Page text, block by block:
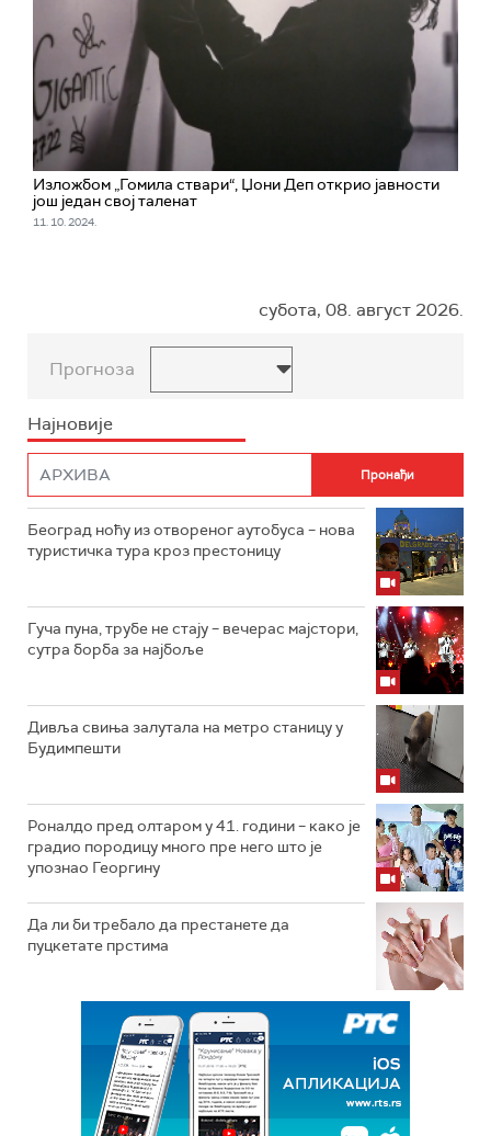
Изложбом „Гомила ствари“, Џони Деп открио јавности
још један свој таленат
11. 10. 2024.
субота, 08. август 2026.
Прогноза
Најновије
Београд ноћу из отвореног аутобуса – нова
туристичка тура кроз престоницу
Гуча пуна, трубе не стају – вечерас мајстори,
сутра борба за најбоље
Дивља свиња залутала на метро станицу у
Будимпешти
Роналдо пред олтаром у 41. години – како је
градио породицу много пре него што је
упознао Георгину
Да ли би требало да престанете да
пуцкетате прстима